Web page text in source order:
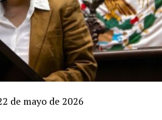
de mayo de 2026